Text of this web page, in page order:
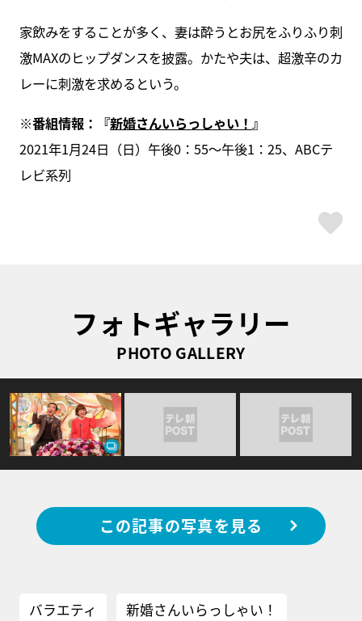
家飲みをすることが多く、妻は酔うとお尻をふりふり刺
激MAXのヒップダンスを披露。かたや夫は、超激辛のカ
レーに刺激を求めるという。
※番組情報：『新婚さんいらっしゃい！ 』
2021年1月24日（日）午後0：55～午後1：25、ABCテ
レビ系列
フォトギャラリー
PHOTO GALLERY
この記事の写真を見る
バラエティ 新婚さんいらっしゃい！